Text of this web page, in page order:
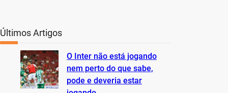
Últimos Artigos
O Inter não está jogando
nem perto do que sabe,
pode e deveria estar